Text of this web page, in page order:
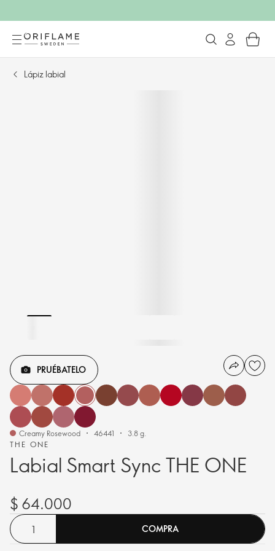
Lápiz labial
THE ONE
Labial Smart Sync THE ONE
PRUÉBATELO
Creamy Rosewood 46441 3.8 g.
$ 64.000
COMPRA